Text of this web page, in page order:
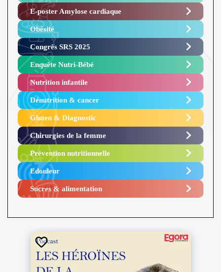
E-poster Amylose cardiaque ​
Obésité ​
Congrès SRS 2025 ​
Enquête Nutri-Bébé ​
Nutrition infantile
Dénutrition & cancer
Gluten & Diagnostic
Chirurgies de la femme
Prévention nutritionnelle
Edouleur​
Sucres & alimentation​